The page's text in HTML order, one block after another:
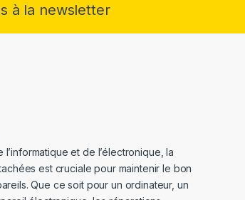
à la newsletter
et de l’électronique, la
est cruciale pour maintenir le bon
Que ce soit pour un ordinateur, un